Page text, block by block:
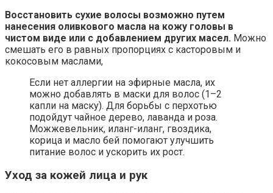
Восстановить сухие волосы возможно путем
нанесения оливкового масла на кожу головы в
чистом виде или с добавлением других масел. Можно
смешать его в равных пропорциях с касторовым и
кокосовым маслами,
Если нет аллергии на эфирные масла, их
можно добавлять в маски для волос (1–2
капли на маску). Для борьбы с перхотью
подойдут чайное дерево, лаванда и роза.
Можжевельник, иланг-иланг, гвоздика,
корица и масло бей помогают улучшить
питание волос и ускорить их рост.
Уход за кожей лица и рук